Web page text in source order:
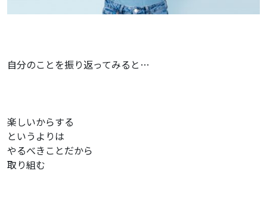
自分のことを振り返ってみると…
楽しいからする
というよりは
やるべきことだから
取り組む